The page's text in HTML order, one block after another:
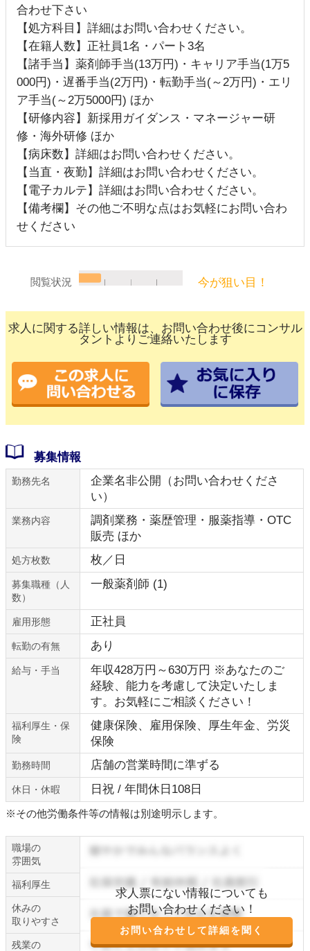
合わせ下さい
【処方科目】詳細はお問い合わせください。
【在籍人数】正社員1名・パート3名
【諸手当】薬剤師手当(13万円)・キャリア手当(1万5
000円)・遅番手当(2万円)・転勤手当(～2万円)・エリ
ア手当(～2万5000円) ほか
【研修内容】新採用ガイダンス・マネージャー研
修・海外研修 ほか
【病床数】詳細はお問い合わせください。
【当直・夜勤】詳細はお問い合わせください。
【電子カルテ】詳細はお問い合わせください。
【備考欄】その他ご不明な点はお気軽にお問い合わ
せください
閲覧状況 今が狙い目！
求人に関する詳しい情報は、お問い合わせ後にコンサル
タントよりご連絡いたします
募集情報
勤務先名
企業名非公開（お問い合わせくださ
い）
業務内容
調剤業務・薬歴管理・服薬指導・OTC
販売 ほか
処方枚数 枚／日
募集職種（人
数）
一般薬剤師 (1)
雇用形態 正社員
転勤の有無 あり
給与・手当
年収428万円～630万円 ※あなたのご
経験、能力を考慮して決定いたしま
す。お気軽にご相談ください！
福利厚生・保
険
健康保険、雇用保険、厚生年金、労災
保険
勤務時間 店舗の営業時間に準ずる
休日・休暇 日祝 / 年間休日108日
※その他労働条件等の情報は別途明示します。
職場の
雰囲気
求人票にない情報についても
お問い合わせください！
お問い合わせして詳細を聞く
福利厚生
休みの
取りやすさ
残業の